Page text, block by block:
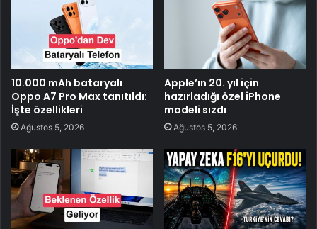
10.000 mAh bataryalı
Oppo A7 Pro Max tanıtıldı:
İşte özellikleri
Ağustos 5, 2026
Apple’ın 20. yıl için
hazırladığı özel iPhone
modeli sızdı
Ağustos 5, 2026